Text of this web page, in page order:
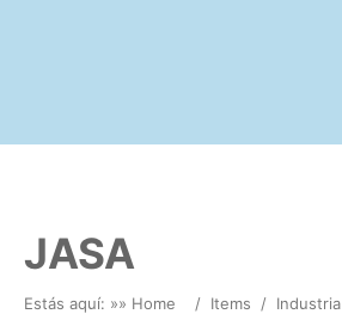
JASA
Estás aquí: »» Home / Items / Industria